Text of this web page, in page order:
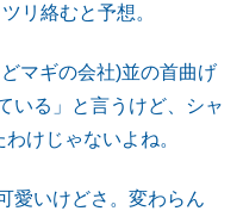
リ絡むと予想。
マギの会社)並の首曲げ
いる」と言うけど、シャ
けじゃないよね。
愛いけどさ。変わらん